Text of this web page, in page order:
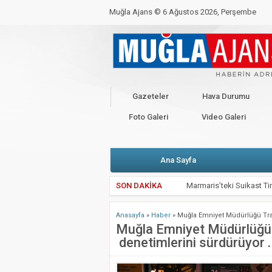
Muğla Ajans © 6 Ağustos 2026, Perşembe
BAKANLIKTAN YENİ CORONO GENELGESİ
CHP’Lİ VEKİLLER BAŞKANLARLA KARŞI
Gazeteler Hava Durumu
Foto Galeri Video Galeri
Ana Sayfa
SON DAKİKA
Marmaris’teki Suikast
ATIK KAĞIDIN EL İŞİ VE
Muğla Valiliği’nden kritik
Zeytin Çiçeği
Emekli Kafe
Anasayfa » Haber » Muğla Emniyet Müdürlüğü
Muğla Emniyet
denetimlerini sürdürüyor .